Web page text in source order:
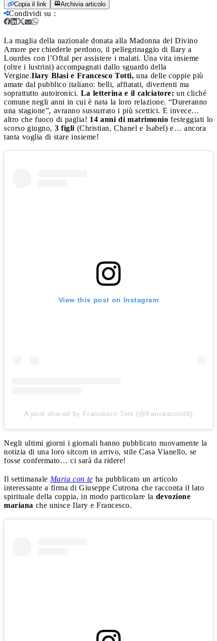
Copia il link Archivia articolo
Condividi su :
La maglia della nazionale donata alla Madonna del Divino
Amore per chiederle perdono, il pellegrinaggio di Ilary a
Lourdes con l’Oftal per assistere i malati. Una vita insieme
(oltre i lustrini) accompagnati dallo sguardo della
Vergine.Ilary Blasi e Francesco Totti, una delle coppie più
amate dal pubblico italiano: belli, affiatati, divertenti ma
soprattutto autoironici. La letterina e il calciatore: un cliché
comune negli anni in cui è nata la loro relazione. “Dureranno
una stagione”, avranno sussurrato i più scettici. E invece…
altro che fuoco di paglia! 14 anni di matrimonio festeggiati lo
scorso giugno, 3 figli (Christian, Chanel e Isabel) e… ancora
tanta voglia di stare insieme!
View this post on Instagram
A post shared by Francesco Totti (@francescototti)
Negli ultimi giorni i giornali hanno pubblicato nuovamente la
notizia di una loro sitcom in arrivo, stile Casa Vianello, se
fosse confermato… ci sarà da ridere!
Il settimanale Maria con te ha pubblicato un articolo
interessante a firma di Giuseppe Cutrona che racconta il lato
spirituale della coppia, in modo particolare la devozione
mariana che unisce Ilary e Francesco.